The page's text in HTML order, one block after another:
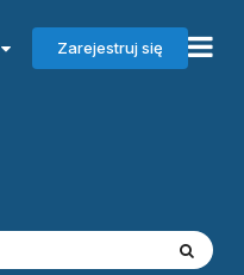
Zarejestruj się